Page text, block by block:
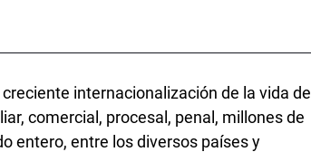
internacionalización de la vida de
comercial, procesal, penal, millones de
entero, entre los diversos países y